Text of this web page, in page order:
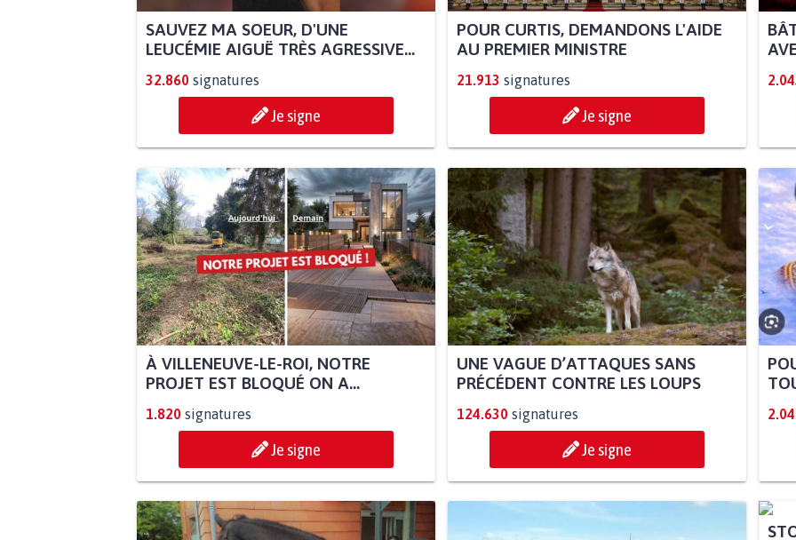
SAUVEZ MA SOEUR, D'UNE
LEUCÉMIE AIGUË TRÈS AGRESSIVE...
32.860 signatures
Je signe
POUR CURTIS, DEMANDONS L'AIDE
AU PREMIER MINISTRE
21.913 signatures
Je signe
À VILLENEUVE-LE-ROI, NOTRE
PROJET EST BLOQUÉ ON A...
1.820 signatures
Je signe
UNE VAGUE D’ATTAQUES SANS
PRÉCÉDENT CONTRE LES LOUPS
124.630 signatures
Je signe